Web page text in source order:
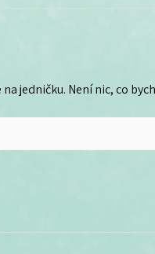
jedničku. Není nic, co